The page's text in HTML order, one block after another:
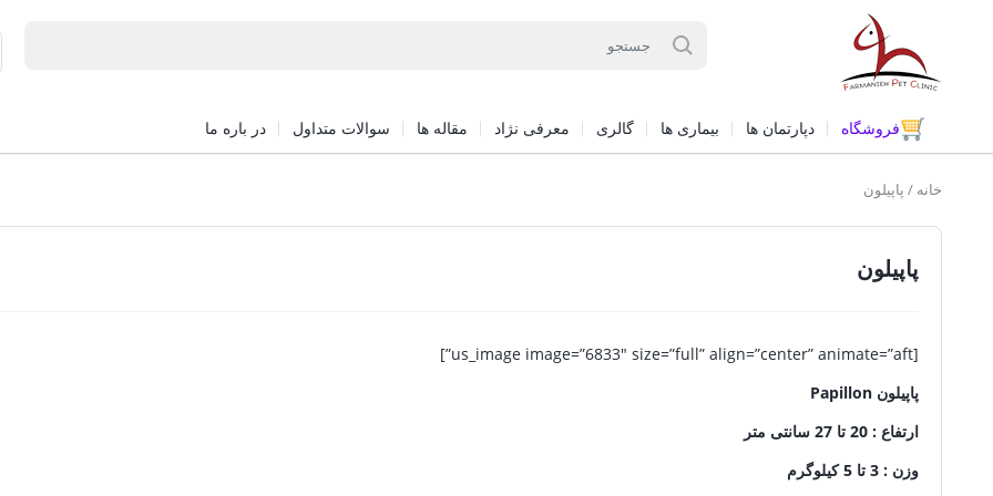
فروشگاه دپارتمان ها بیماری ها گالری معرفی نژاد مقاله ها سوالات متداول در باره ما
خانه / پاپیلون
پاپیلون
[us_image image=”6833″ size=”full” align=”center” animate=”aft”]
پاپیلون Papillon
ارتفاع : 20 تا 27 سانتی متر
وزن : 3 تا 5 کیلوگرم